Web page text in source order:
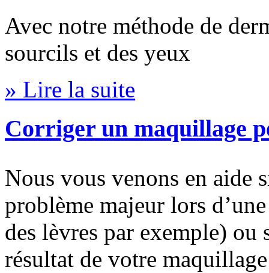
Avec notre méthode de
sourcils et des yeux
» Lire la suite
Corriger un maquillage
Nous vous venons en aide
problème majeur lors
des lèvres par exemple) ou
résultat de votre